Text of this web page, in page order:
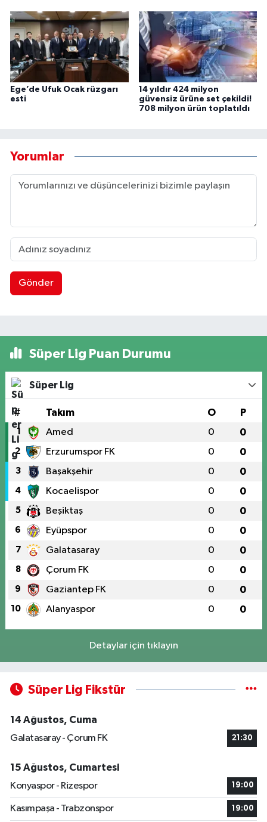
Ege’de Ufuk Ocak rüzgarı
esti
14 yıldır 424 milyon
güvensiz ürüne set çekildi!
708 milyon ürün toplatıldı
Yorumlar
Gönder
Süper Lig Puan Durumu
Süper Lig
# Takım O P
1 Amed 0 0
2 Erzurumspor FK 0 0
3 Başakşehir 0 0
4 Kocaelispor 0 0
5 Beşiktaş 0 0
6 Eyüpspor 0 0
7 Galatasaray 0 0
8 Çorum FK 0 0
9 Gaziantep FK 0 0
10 Alanyaspor 0 0
Detaylar için tıklayın
Süper Lig Fikstür
14 Ağustos, Cuma
Galatasaray - Çorum FK
21:30
15 Ağustos, Cumartesi
Konyaspor - Rizespor
19:00
Kasımpaşa - Trabzonspor 19:00